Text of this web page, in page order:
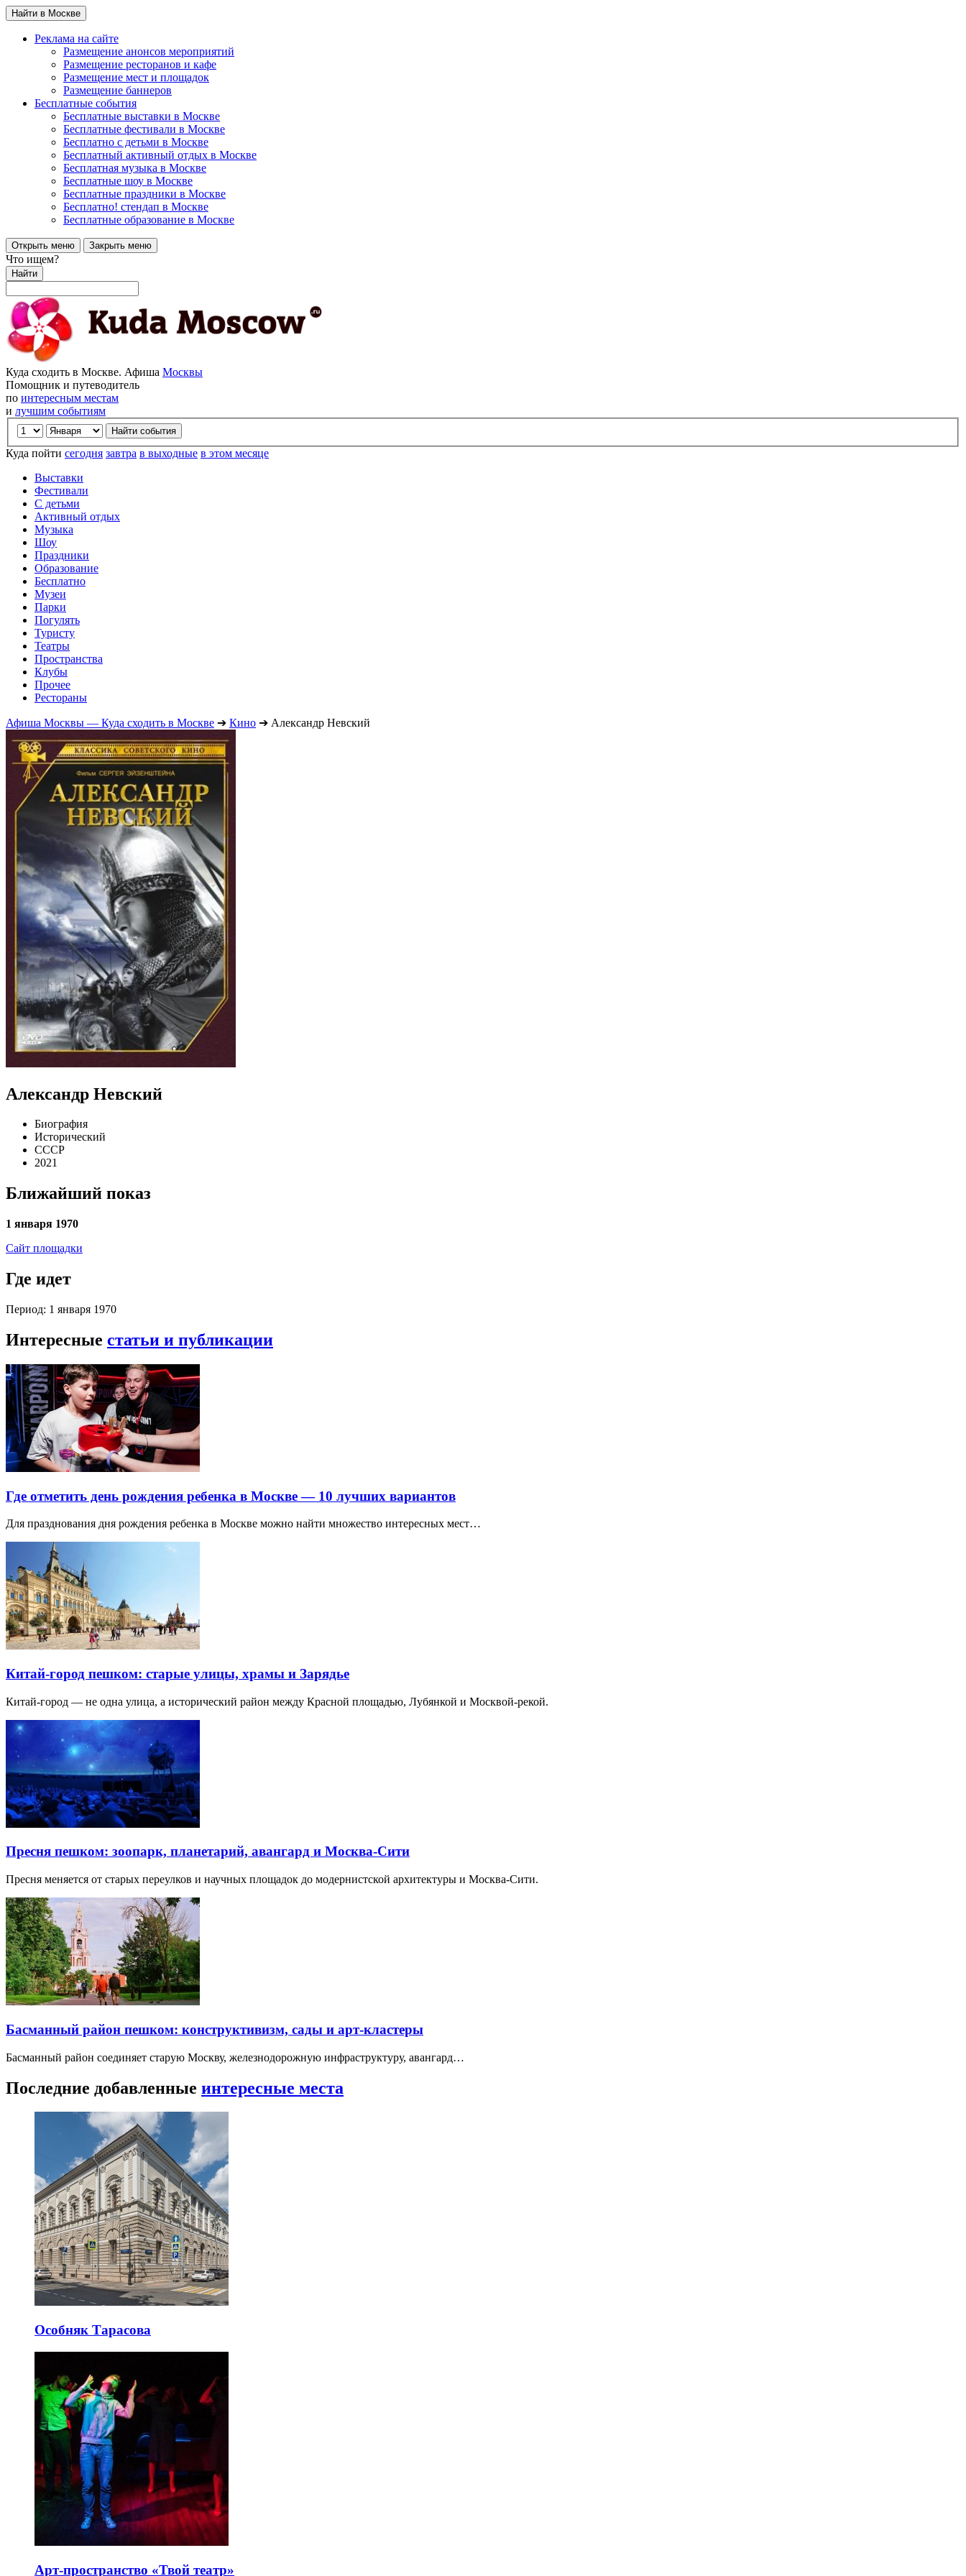
Найти в Москве
Реклама на сайте
Размещение анонсов мероприятий
Размещение ресторанов и кафе
Размещение мест и площадок
Размещение баннеров
Бесплатные события
Бесплатные выставки в Москве
Бесплатные фестивали в Москве
Бесплатно с детьми в Москве
Бесплатный активный отдых в Москве
Бесплатная музыка в Москве
Бесплатные шоу в Москве
Бесплатные праздники в Москве
Бесплатно! стендап в Москве
Бесплатные образование в Москве
Открыть меню Закрыть меню
Что ищем?
Найти
Куда сходить в Москве. Афиша Москвы
Помощник и путеводитель
по интересным местам
и лучшим событиям
Куда пойти сегодня завтра в выходные в этом месяце
Выставки
Фестивали
С детьми
Активный отдых
Музыка
Шоу
Праздники
Образование
Бесплатно
Музеи
Парки
Погулять
Туристу
Театры
Пространства
Клубы
Прочее
Рестораны
Афиша Москвы — Куда сходить в Москве ➔ Кино ➔ Александр Невский
Александр Невский
Биография
Исторический
СССР
2021
Ближайший показ
1 января 1970
Сайт площадки
Где идет
Период: 1 января 1970
Интересные статьи и публикации
Где отметить день рождения ребенка в Москве — 10 лучших вариантов
Для празднования дня рождения ребенка в Москве можно найти множество интересных мест…
Китай-город пешком: старые улицы, храмы и Зарядье
Китай-город — не одна улица, а исторический район между Красной площадью, Лубянкой и Москвой-рекой.
Пресня пешком: зоопарк, планетарий, авангард и Москва-Сити
Пресня меняется от старых переулков и научных площадок до модернистской архитектуры и Москва-Сити.
Басманный район пешком: конструктивизм, сады и арт-кластеры
Басманный район соединяет старую Москву, железнодорожную инфраструктуру, авангард…
Последние добавленные интересные места
Особняк Тарасова
Арт-пространство «Твой театр»